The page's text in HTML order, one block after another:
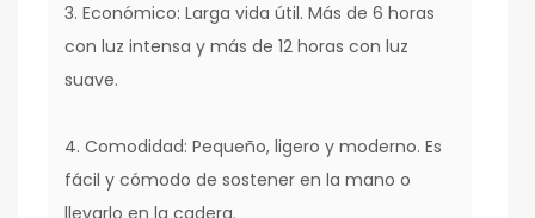
3. Económico: Larga vida útil. Más de 6 horas
con luz intensa y más de 12 horas con luz
suave.
4. Comodidad: Pequeño, ligero y moderno. Es
fácil y cómodo de sostener en la mano o
llevarlo en la cadera.